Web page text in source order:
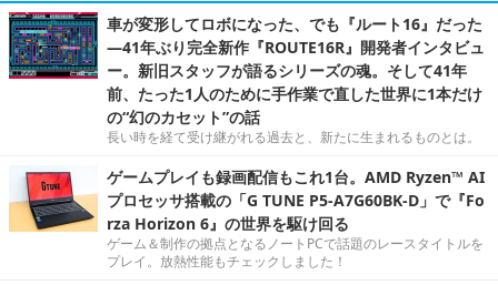
車が変形してロボになった、でも『ルート16』だった
―41年ぶり完全新作『ROUTE16R』開発者インタビュ
ー。新旧スタッフが語るシリーズの魂。そして41年
前、たった1人のために手作業で直した世界に1本だけ
の“幻のカセット”の話
長い時を経て受け継がれる過去と、新たに生まれるものとは。
ゲームプレイも録画配信もこれ1台。AMD Ryzen™ AI
プロセッサ搭載の「G TUNE P5-A7G60BK-D」で『Fo
rza Horizon 6』の世界を駆け回る
ゲーム＆制作の拠点となるノートPCで話題のレースタイトルを
プレイ。放熱性能もチェックしました！